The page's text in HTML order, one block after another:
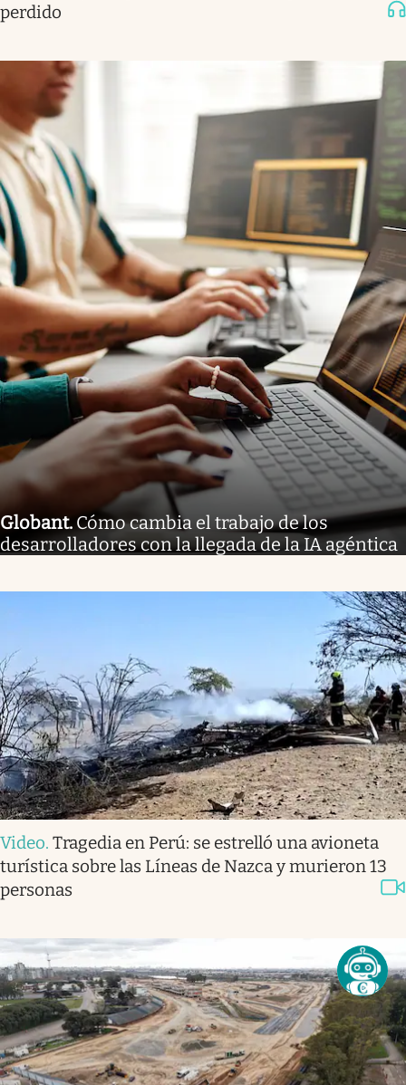
perdido
Globant. Cómo cambia el trabajo de los
desarrolladores con la llegada de la IA agéntica
Video. Tragedia en Perú: se estrelló una avioneta
turística sobre las Líneas de Nazca y murieron 13
personas